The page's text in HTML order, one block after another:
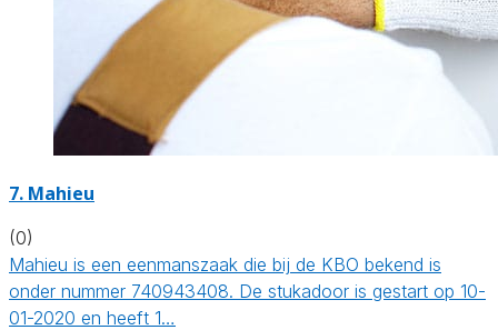
7. Mahieu
(0)
Mahieu is een eenmanszaak die bij de KBO bekend is
onder nummer 740943408. De stukadoor is gestart op 10-
01-2020 en heeft 1…